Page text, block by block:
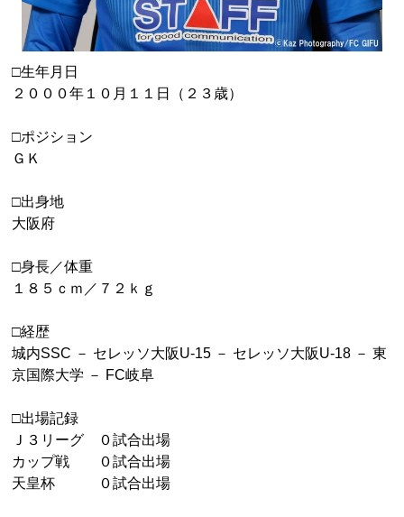
□生年月日
２０００年１０月１１日（２３歳）
□ポジション
ＧＫ
□出身地
大阪府
□身長／体重
１８５ｃｍ／７２ｋｇ
□経歴
城内SSC － セレッソ大阪U-15 － セレッソ大阪U-18 － 東
京国際大学 － FC岐阜
□出場記録
Ｊ３リーグ ０試合出場
カップ戦 ０試合出場
天皇杯 ０試合出場